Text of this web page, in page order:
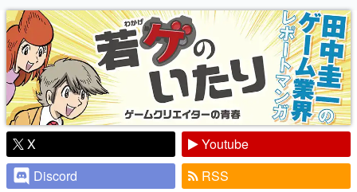
り】
X
Youtube
Discord
RSS